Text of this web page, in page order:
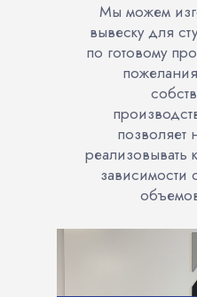
Мы можем
вывеску для
по готовому
позволяет
реализовывать
зависимости